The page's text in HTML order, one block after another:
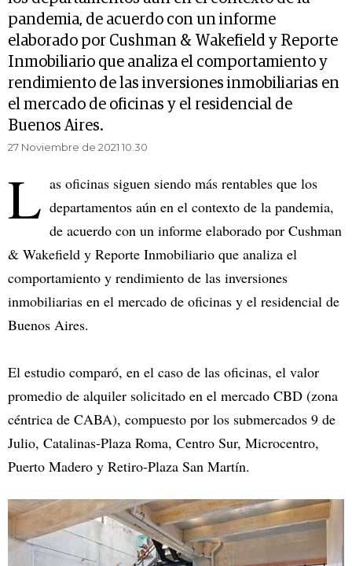
pandemia, de acuerdo con un informe
elaborado por Cushman & Wakefield y Reporte
Inmobiliario que analiza el comportamiento y
rendimiento de las inversiones inmobiliarias en
el mercado de oficinas y el residencial de
Buenos Aires.
27 Noviembre de 2021 10.30
L as oficinas siguen siendo más rentables que los
departamentos aún en el contexto de la pandemia,
de acuerdo con un informe elaborado por Cushman
& Wakefield y Reporte Inmobiliario que analiza el
comportamiento y rendimiento de las inversiones
inmobiliarias en el mercado de oficinas y el residencial de
Buenos Aires.
El estudio comparó, en el caso de las oficinas, el valor
promedio de alquiler solicitado en el mercado CBD (zona
céntrica de CABA), compuesto por los submercados 9 de
Julio, Catalinas-Plaza Roma, Centro Sur, Microcentro,
Puerto Madero y Retiro-Plaza San Martín.